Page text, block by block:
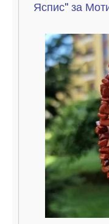
Яспис" за